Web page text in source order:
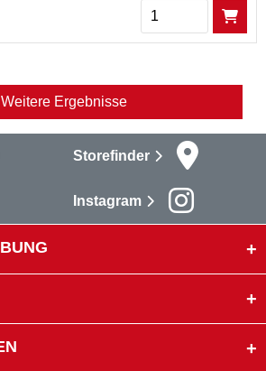
Menge
Weitere Ergebnisse
Storefinder
Instagram